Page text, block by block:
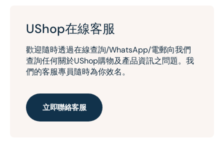
UShop在線客服
歡迎隨時透過在線查詢/WhatsApp/電郵向我們
查詢任何關於UShop購物及產品資訊之問題。我
們的客服專員隨時為你效名。
立即聯絡客服